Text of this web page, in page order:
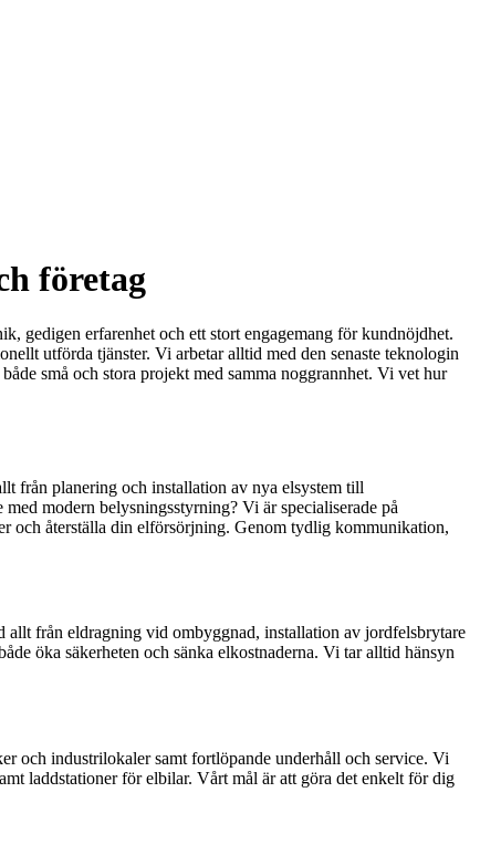
företag
gedigen erfarenhet och ett stort engagemang för kundnöjdhet.
utförda tjänster. Vi arbetar alltid med den senaste teknologin
små och stora projekt med samma noggrannhet. Vi vet hur
från planering och installation av nya elsystem till
modern belysningsstyrning? Vi är specialiserade på
och återställa din elförsörjning. Genom tydlig kommunikation,
allt från eldragning vid ombyggnad, installation av jordfelsbrytare
öka säkerheten och sänka elkostnaderna. Vi tar alltid hänsyn
och industrilokaler samt fortlöpande underhåll och service. Vi
laddstationer för elbilar. Vårt mål är att göra det enkelt för dig